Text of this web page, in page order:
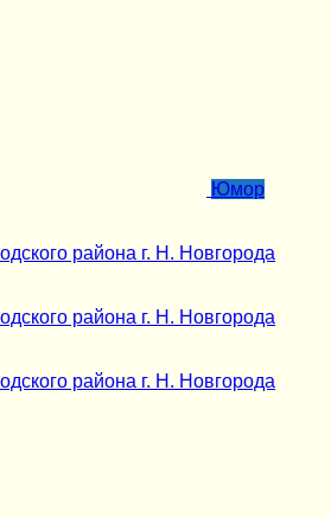
Юмор
района г. Н. Новгорода
района г. Н. Новгорода
района г. Н. Новгорода